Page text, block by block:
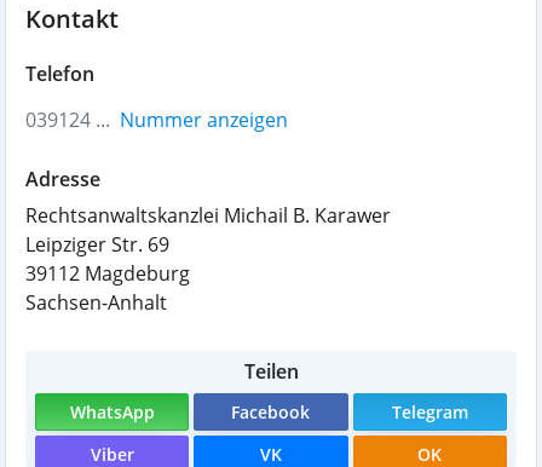
Kontakt
Telefon
039124 ... Nummer anzeigen
Adresse
Rechtsanwaltskanzlei Michail B. Karawer
Leipziger Str. 69
39112 Magdeburg
Sachsen-Anhalt
Teilen
WhatsApp Facebook
Telegram
Viber
VK OK